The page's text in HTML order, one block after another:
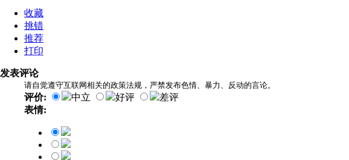
收藏
挑错
推荐
打印
发表评论
请自觉遵守互联网相关的政策法规，严禁发布色情、暴力、反动的言论。
评价: 中立 好评
差评
表情: